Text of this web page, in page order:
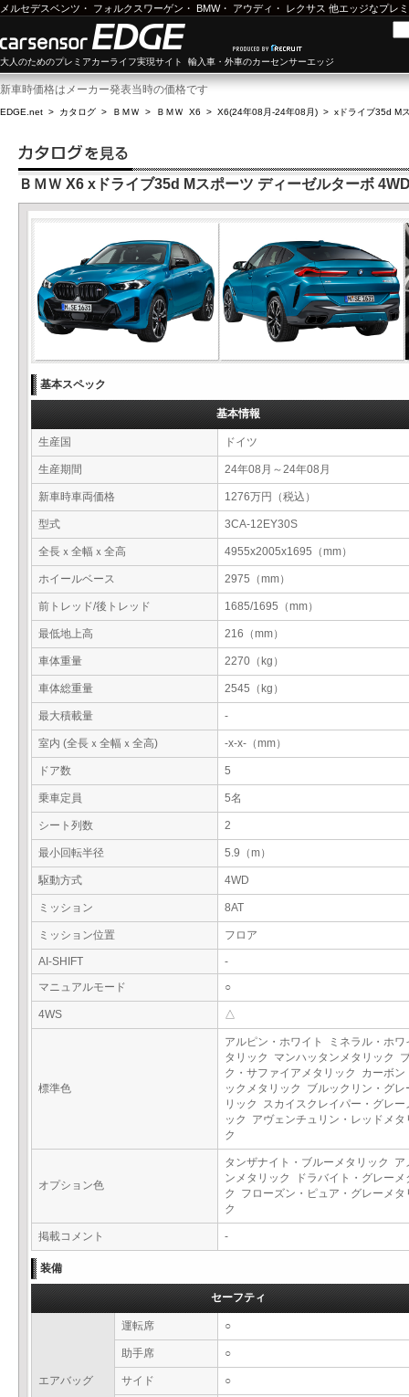
メルセデスベンツ ・ フォルクスワーゲン ・ BMW・ アウディ ・ レクサス 他エッジなプレ
大人のためのプレミアカーライフ実現サイト 輸入車・外車のカーセンサーエッジ
新車時価格はメーカー発表当時の価格です
EDGE.net > カタログ > ＢＭＷ > ＢＭＷ X6 > X6(24年08月-24年08月) > xドライブ35d M
ＢＭＷ X6 xドライブ35d Mスポーツ ディーゼルターボ
基本スペック
基本情報
生産国 ドイツ
生産期間 24年08月～24年08月
新車時車両価格 1276万円（税込）
型式 3CA-12EY30S
全長ｘ全幅ｘ全高 4955x2005x1695（mm）
ホイールベース 2975（mm）
前トレッド/後トレッド 1685/1695（mm）
最低地上高 216（mm）
車体重量 2270（kg）
車体総重量 2545（kg）
最大積載量 -
室内 (全長ｘ全幅ｘ全高) -x-x-（mm）
ドア数 5
乗車定員 5名
シート列数 2
最小回転半径 5.9（m）
駆動方式 4WD
ミッション 8AT
ミッション位置 フロア
AI-SHIFT
-
マニュアルモード
○
4WS △
標準色
アルピン・ホワイト ミネラル・ホワ
タリック マンハッタンメタリック
ク・サファイアメタリック カーボン
ックメタリック ブルックリン・グレ
リック スカイスクレイパー・グレー
ック アヴェンチュリン・レッドメタ
ク
オプション色
タンザナイト・ブルーメタリック ア
ンメタリック ドラバイト・グレーメ
ク フローズン・ピュア・グレーメタ
ク
掲載コメント -
装備
セーフティ
エアバッグ
運転席 ○
助手席 ○
サイド ○